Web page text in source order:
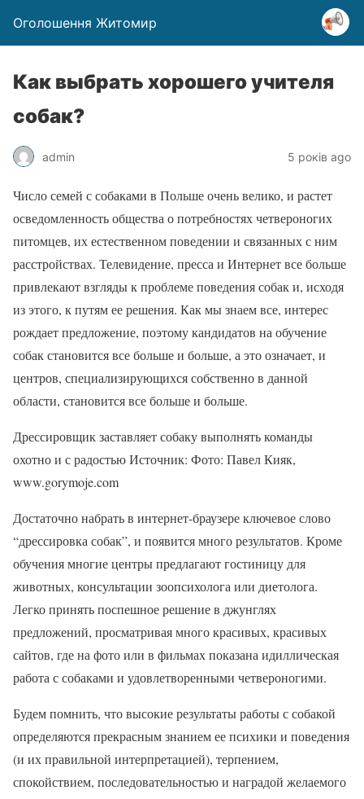
Оголошення Житомир
Как выбрать хорошего учителя
собак?
admin 5 років ago
Число семей с собаками в Польше очень велико, и растет
осведомленность общества о потребностях четвероногих
питомцев, их естественном поведении и связанных с ним
расстройствах. Телевидение, пресса и Интернет все больше
привлекают взгляды к проблеме поведения собак и, исходя
из этого, к путям ее решения. Как мы знаем все, интерес
рождает предложение, поэтому кандидатов на обучение
собак становится все больше и больше, а это означает, и
центров, специализирующихся собственно в данной
области, становится все больше и больше.
Дрессировщик заставляет собаку выполнять команды
охотно и с радостью Источник: Фото: Павел Кияк,
www.gorymoje.com
Достаточно набрать в интернет-браузере ключевое слово
“дрессировка собак”, и появится много результатов. Кроме
обучения многие центры предлагают гостиницу для
животных, консультации зоопсихолога или диетолога.
Легко принять поспешное решение в джунглях
предложений, просматривая много красивых, красивых
сайтов, где на фото или в фильмах показана идиллическая
работа с собаками и удовлетворенными четвероногими.
Будем помнить, что высокие результаты работы с собакой
определяются прекрасным знанием ее психики и поведения
(и их правильной интерпретацией), терпением,
спокойствием, последовательностью и наградой желаемого